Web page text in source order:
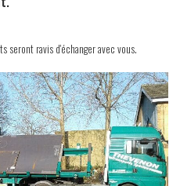
seront ravis d'échanger avec vous.